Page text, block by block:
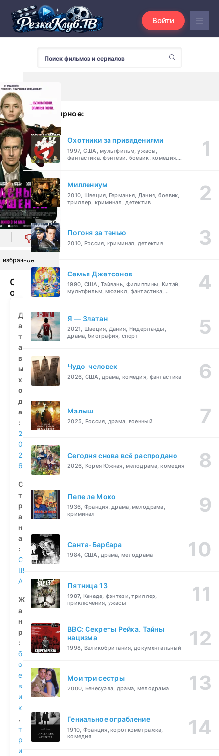
Войти
0
избранное
Опасные
отношения
смотреть
бесплатно
Д
а
т
а
в
ы
х
о
д
а
:
2
0
2
6
С
т
р
а
н
а
:
С
Ш
А
Ж
а
н
р
:
б
о
е
в
и
к
,
т
р
и
Популярное:
Охотники за привидениями
1997, США, мультфильм, ужасы,
фантастика, фэнтези, боевик, комедия,
Миллениум
2010, Швеция, Германия, Дания, боевик,
триллер, криминал, детектив
Погоня за тенью
2010, Россия, криминал, детектив
Семья Джетсонов
1990, США, Тайвань, Филиппины, Китай,
мультфильм, мюзикл, фантастика,
Я — Златан
2021, Швеция, Дания, Нидерланды,
драма, биография, спорт
Чудо-человек
2026, США, драма, комедия, фантастика
Малыш
2025, Россия, драма, военный
Сегодня снова всё распродано
2026, Корея Южная, мелодрама, комедия
Пепе ле Моко
1936, Франция, драма, мелодрама,
криминал
Санта-Барбара
1984, США, драма, мелодрама
Пятница 13
1987, Канада, фэнтези, триллер,
приключения, ужасы
BBC: Секреты Рейха. Тайны
нацизма
1998, Великобритания, документальный
Мои три сестры
2000, Венесуэла, драма, мелодрама
Гениальное ограбление
1910, Франция, короткометражка,
комедия